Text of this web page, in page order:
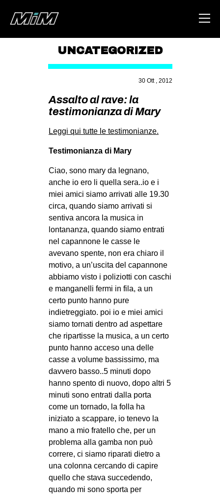
AREA
CSOA LAMBRETTA
MSM
STUDENTI TSUNAMI
ZAM
MILANO
MOBILITAZIONI
SPORT POPOLARE
MOVIMENTI
AMBIENTE
DIRITTO ALL’ABITARE
GENERI
MIGRAZIONI
PRECARIATO
REPRESSIONE
STUDENTI
CULTURE
ARTE
UNCATEGORIZED
30 Ott , 2012
Assalto al rave: la
testimonianza di Mary
Leggi qui tutte le testimonianze.
Testimonianza di Mary
Ciao, sono mary da legnano,
anche io ero li quella sera..io e i
miei amici siamo arrivati alle 19.30
circa, quando siamo arrivati si
sentiva ancora la musica in
lontananza, quando siamo entrati
nel capannone le casse le
avevano spente, non era chiaro il
motivo, a un’uscita del capannone
abbiamo visto i poliziotti con caschi
e manganelli fermi in fila, a un
certo punto hanno pure
indietreggiato. poi io e miei amici
siamo tornati dentro ad aspettare
che ripartisse la musica, a un certo
punto hanno acceso una delle
casse a volume bassissimo, ma
davvero basso..5 minuti dopo
hanno spento di nuovo, dopo altri 5
minuti sono entrati dalla porta
come un tornado, la folla ha
iniziato a scappare, io tenevo la
mano a mio fratello che, per un
problema alla gamba non può
correre, ci siamo riparati dietro a
una colonna cercando di capire
quello che stava succedendo,
quando mi sono sporta per